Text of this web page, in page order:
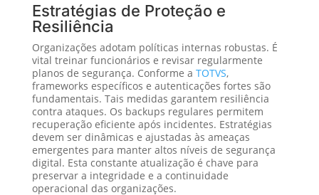
Estratégias de Proteção e
Resiliência
Organizações adotam políticas internas robustas. É
vital treinar funcionários e revisar regularmente
planos de segurança. Conforme a TOTVS,
frameworks específicos e autenticações fortes são
fundamentais. Tais medidas garantem resiliência
contra ataques. Os backups regulares permitem
recuperação eficiente após incidentes. Estratégias
devem ser dinâmicas e ajustadas às ameaças
emergentes para manter altos níveis de segurança
digital. Esta constante atualização é chave para
preservar a integridade e a continuidade
operacional das organizações.